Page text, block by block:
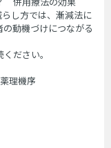
し方では、漸減法に
動機づけにつながる
ださい。
理機序